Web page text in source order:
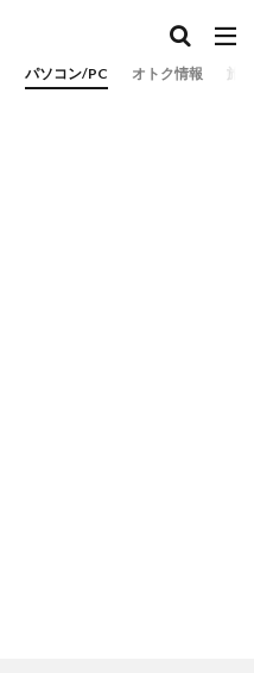
パソコン/PC オトク情報 旅